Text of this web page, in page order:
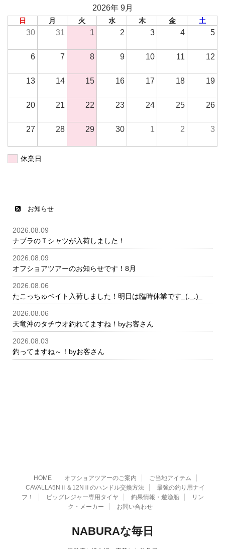
2026年 9月
日 月 火 水 木 金 土
30 31 1 2 3 4 5
6 7 8 9 10 11 12
13 14 15 16 17 18 19
20 21 22 23 24 25 26
27 28 29 30 1 2 3
休業日
お知らせ
2026.08.09
ナブラのＴシャツが入荷しました！
2026.08.09
オフショアツアーのお知らせです！8月
2026.08.06
たこっちゅベイト入荷しました！明日は臨時休業です_(._.)_
2026.08.06
天竜沖のタチウオ釣れてますね！byお客さん
2026.08.03
釣ってますね～！byお客さん
HOME オフショアツアーのご案内
ご当地アイテム
CAVALLA5NⅡ＆12NⅡのハンドル交換方法
最強の釣り用ナイ
フ！
ビッグレジャー専用タイヤ 釣果情報・遊漁船
リン
ク・メーカー
お問い合わせ
NABURAな毎日